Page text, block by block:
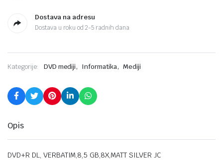
Dostava na adresu
Dostava u roku od 2-5 radnih dana
Kategorije: DVD mediji, Informatika, Mediji
Opis
DVD+R DL, VERBATIM,8,5 GB,8X,MATT SILVER JC